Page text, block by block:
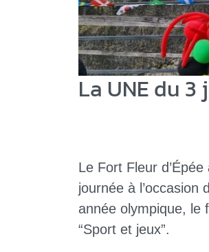
La UNE du
Le Fort Fleur
journée à l’occasion
année olympique, le
“Sport et jeux”.